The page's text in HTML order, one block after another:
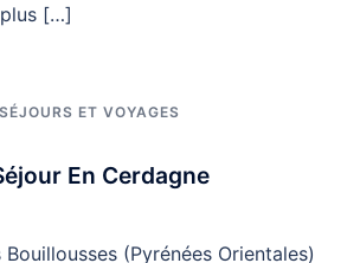
[…]
SÉJOURS ET VOYAGES
En Cerdagne
(Pyrénées Orientales)